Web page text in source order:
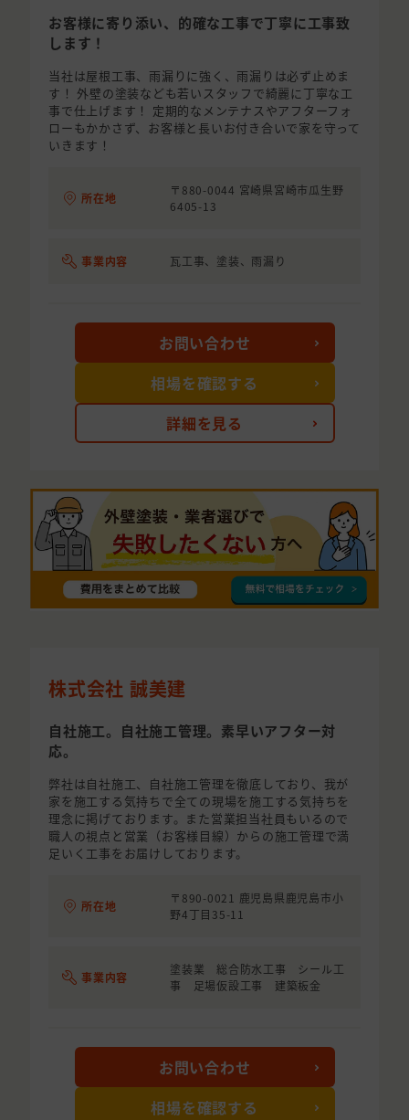
お客様に寄り添い、的確な工事で丁寧に工事致
します！
当社は屋根工事、雨漏りに強く、雨漏りは必ず止めま
す！ 外壁の塗装なども若いスタッフで綺麗に丁寧な工
事で仕上げます！ 定期的なメンテナスやアフターフォ
ローもかかさず、お客様と長いお付き合いで家を守って
いきます！
所在地
〒880-0044 宮崎県宮崎市瓜生野
6405-13
事業内容 瓦工事、塗装、雨漏り
詳細を見る
お問い合わせ
相場を確認する
株式会社 誠美建
自社施工。自社施工管理。素早いアフター対
応。
弊社は自社施工、自社施工管理を徹底しており、我が
家を施工する気持ちで全ての現場を施工する気持ちを
理念に掲げております。また営業担当社員もいるので
職人の視点と営業（お客様目線）からの施工管理で満
足いく工事をお届けしております。
所在地
〒890-0021 鹿児島県鹿児島市小
野4丁目35-11
事業内容
塗装業 総合防水工事 シール工
事 足場仮設工事 建築板金
お問い合わせ
相場を確認する